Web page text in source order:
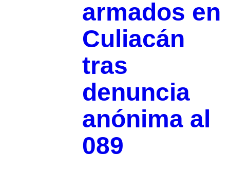
armados en
Culiacán
tras
denuncia
anónima al
089